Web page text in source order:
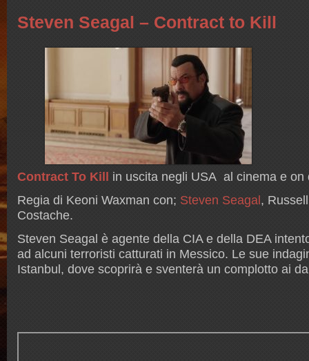
Steven Seagal – Contract to Kill
Contract To Kill in uscita negli USA al cinema e on
Regia di Keoni Waxman con; Steven Seagal,
Costache.
Steven Seagal è agente della CIA e della DEA
ad alcuni terroristi catturati in Messico. Le sue
Istanbul, dove scoprirà e sventerà un complotto ai